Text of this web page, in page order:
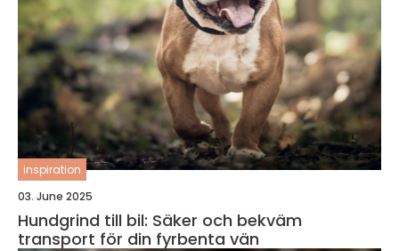
inspiration
03. June 2025
Hundgrind till bil: Säker och bekväm
transport för din fyrbenta vän